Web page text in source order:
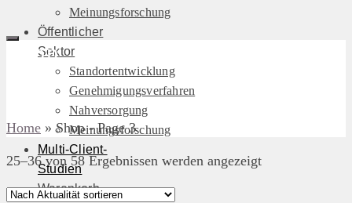
Meinungsforschung
Öffentlicher
Sektor
Standortentwicklung
Genehmigungsverfahren
Nahversorgung
Meinungsforschung
Multi-Client-
Studien
Warenkorb
Shop
Home » Shop- Page 3
25–36 von 58 Ergebnissen werden angezeigtNach